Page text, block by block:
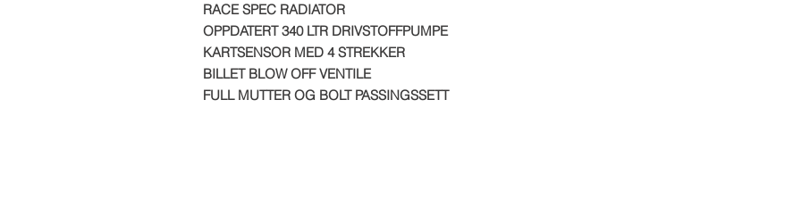
RACE SPEC RADIATOR
OPPDATERT 340 LTR DRIVSTOFFPUMPE
KARTSENSOR MED 4 STREKKER
BILLET BLOW OFF VENTILE
FULL MUTTER OG BOLT PASSINGSSETT